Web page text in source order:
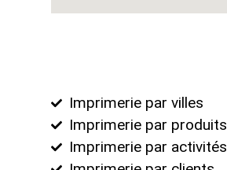
Imprimerie par villes
Imprimerie par produits
Imprimerie par activités